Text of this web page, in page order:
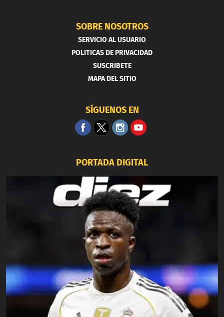
SOBRE NOSOTROS
SERVICIO AL USUARIO
POLITICAS DE PRIVACIDAD
SUSCRIBETE
MAPA DEL SITIO
SÍGUENOS EN
PORTADA DIGITAL